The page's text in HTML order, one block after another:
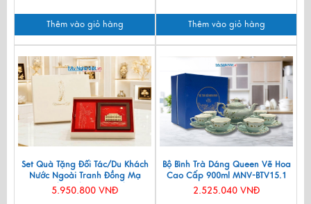
Thêm vào giỏ hàng Thêm vào giỏ hàng
Set Quà Tặng Đối Tác/Du Khách
Nước Ngoài Tranh Đồng Mạ
Vàng 24k & Hộp Trang Sức Sơn
Mài CBQT006/2
5.950.800 VNĐ
Bộ Bình Trà Dáng Queen Vẽ Hoa
Cao Cấp 900ml MNV-BTV15.1
2.525.040 VNĐ